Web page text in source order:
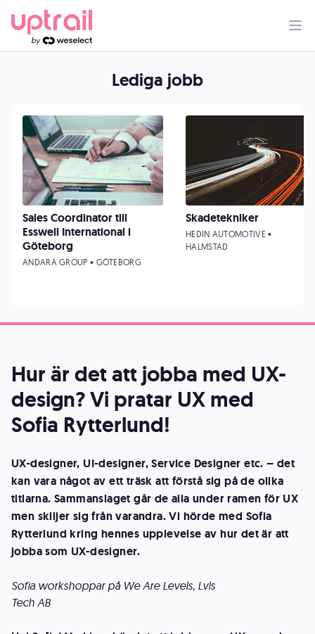
Hur är det att jobba med UX-
design? Vi pratar UX med
Sofia Rytterlund!
UX-designer, UI-designer, Service Designer etc. – det
kan vara något av ett träsk att förstå sig på de olika
titlarna. Sammanslaget går de alla under ramen för UX
men skiljer sig från varandra. Vi hörde med Sofia
Rytterlund kring hennes upplevelse av hur det är att
jobba som UX-designer.
Sofia workshoppar på We Are Levels, Lvls
Tech AB
Lediga jobb
Sales Coordinator till
Esswell International i
Göteborg
ANDARA GROUP • GÖTEBORG
Skadetekniker
HEDIN AUTOMOTIVE •
HALMSTAD